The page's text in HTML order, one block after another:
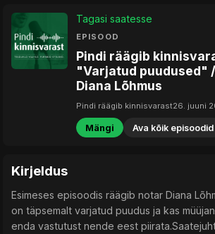
Tagasi saatesse
EPISOOD
Pindi räägib
"Varjatud puudused"
Diana Lõhmus
Pindi räägib kinnisvarast26. juuni
Mängi Ava kõik episoodid
Kirjeldus
Esimeses episoodis räägib notar Diana
on täpsemalt varjatud puudus ja kas
enda vastutust nende eest